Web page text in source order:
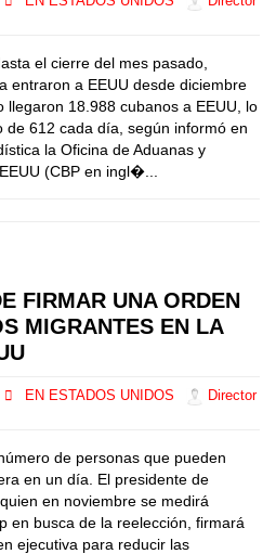
el cierre del mes pasado,
entraron a EEUU desde diciembre
llegaron 18.988 cubanos a EEUU, lo
612 cada día, según informó en
la Oficina de Aduanas y
(CBP en ingl�...
FIRMAR UNA ORDEN
MIGRANTES EN LA
EN ESTADOS UNIDOS
Director
de personas que pueden
en un día. El presidente de
en noviembre se medirá
en busca de la reelección, firmará
ejecutiva para reducir las